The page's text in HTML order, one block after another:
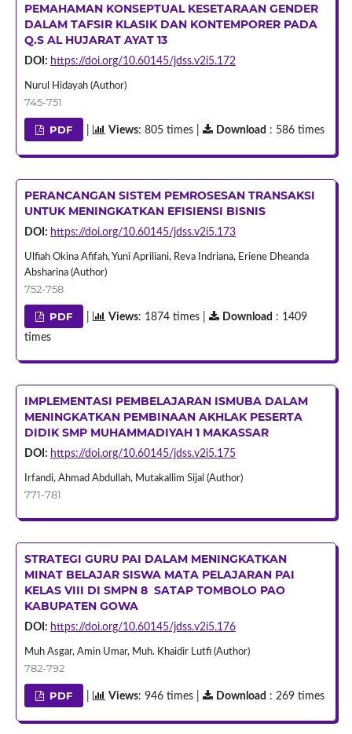
PEMAHAMAN KONSEPTUAL KESETARAAN GENDER
DALAM TAFSIR KLASIK DAN KONTEMPORER PADA
Q.S AL HUJARAT AYAT 13
DOI: https://doi.org/10.60145/jdss.v2i5.172
Nurul Hidayah (Author)
745-751
PDF Views: 805 times | Download : 586 times
PERANCANGAN SISTEM PEMROSESAN TRANSAKSI
UNTUK MENINGKATKAN EFISIENSI BISNIS
DOI: https://doi.org/10.60145/jdss.v2i5.173
Ulfiah Okina Afifah, Yuni Apriliani, Reva Indriana, Eriene Dheanda
Absharina (Author)
752-758
PDF Views: 1874 times | Download : 1409
times
IMPLEMENTASI PEMBELAJARAN ISMUBA DALAM
MENINGKATKAN PEMBINAAN AKHLAK PESERTA
DIDIK SMP MUHAMMADIYAH 1 MAKASSAR
DOI: https://doi.org/10.60145/jdss.v2i5.175
Irfandi, Ahmad Abdullah, Mutakallim Sijal (Author)
771-781
STRATEGI GURU PAI DALAM MENINGKATKAN
MINAT BELAJAR SISWA MATA PELAJARAN PAI
KELAS VIII DI SMPN 8 SATAP TOMBOLO PAO
KABUPATEN GOWA
DOI: https://doi.org/10.60145/jdss.v2i5.176
Muh Asgar, Amin Umar, Muh. Khaidir Lutfi (Author)
782-792
PDF Views: 946 times | Download : 269 times